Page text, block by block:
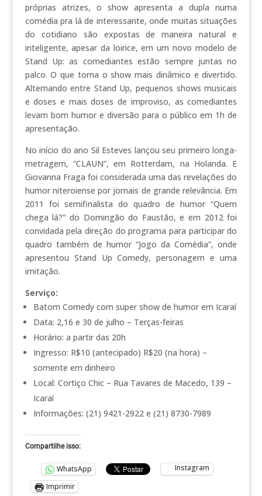
próprias atrizes, o show apresenta a dupla numa
comédia pra lá de interessante, onde muitas situações
do cotidiano são expostas de maneira natural e
inteligente, apesar da loirice, em um novo modelo de
Stand Up: as comediantes estão sempre juntas no
palco. O que torna o show mais dinâmico e divertido.
Alternando entre Stand Up, pequenos shows musicais
e doses e mais doses de improviso, as comediantes
levam bom humor e diversão para o público em 1h de
apresentação.
No início do ano Sil Esteves lançou seu primeiro longa-
metragem, “CLAUN”, em Rotterdam, na Holanda. E
Giovanna Fraga foi considerada uma das revelações do
humor niteroiense por jornais de grande relevância. Em
2011 foi semifinalista do quadro de humor “Quem
chega lá?” do Domingão do Faustão, e em 2012 foi
convidada pela direção do programa para participar do
quadro também de humor “Jogo da Comédia”, onde
apresentou Stand Up Comedy, personagem e uma
imitação.
Serviço:
Batom Comedy com super show de humor em Icaraí
Data: 2,16 e 30 de julho – Terças-feiras
Horário: a partir das 20h
Ingresso: R$10 (antecipado) R$20 (na hora) –
somente em dinheiro
Local: Cortiço Chic – Rua Tavares de Macedo, 139 –
Icaraí
Informações: (21) 9421-2922 e (21) 8730-7989
Compartilhe isso:
WhatsApp
Instagram
Imprimir